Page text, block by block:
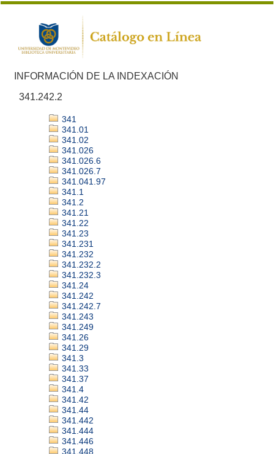
INFORMACIÓN DE LA INDEXACIÓN
341.242.2
341
341.01
341.02
341.026
341.026.6
341.026.7
341.041.97
341.1
341.2
341.21
341.22
341.23
341.231
341.232
341.232.2
341.232.3
341.24
341.242
341.242.7
341.243
341.249
341.26
341.29
341.3
341.33
341.37
341.4
341.42
341.44
341.442
341.444
341.446
341.448